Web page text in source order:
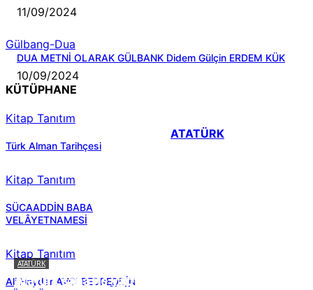
11/09/2024
Gülbang-Dua
DUA METNİ OLARAK GÜLBANK Didem Gülçin ERDEM KÜK
10/09/2024
KÜTÜPHANE
Kitap Tanıtım
Türk Alman Tarihçesi
Kitap Tanıtım
SÜCAADDİN BABA
VELÂYETNAMESİ
Kitap Tanıtım
Ali Haydar AVCI BEDREDDİN
ATATÜRK
ATATÜRK
Atatürk sana ne yaptı?